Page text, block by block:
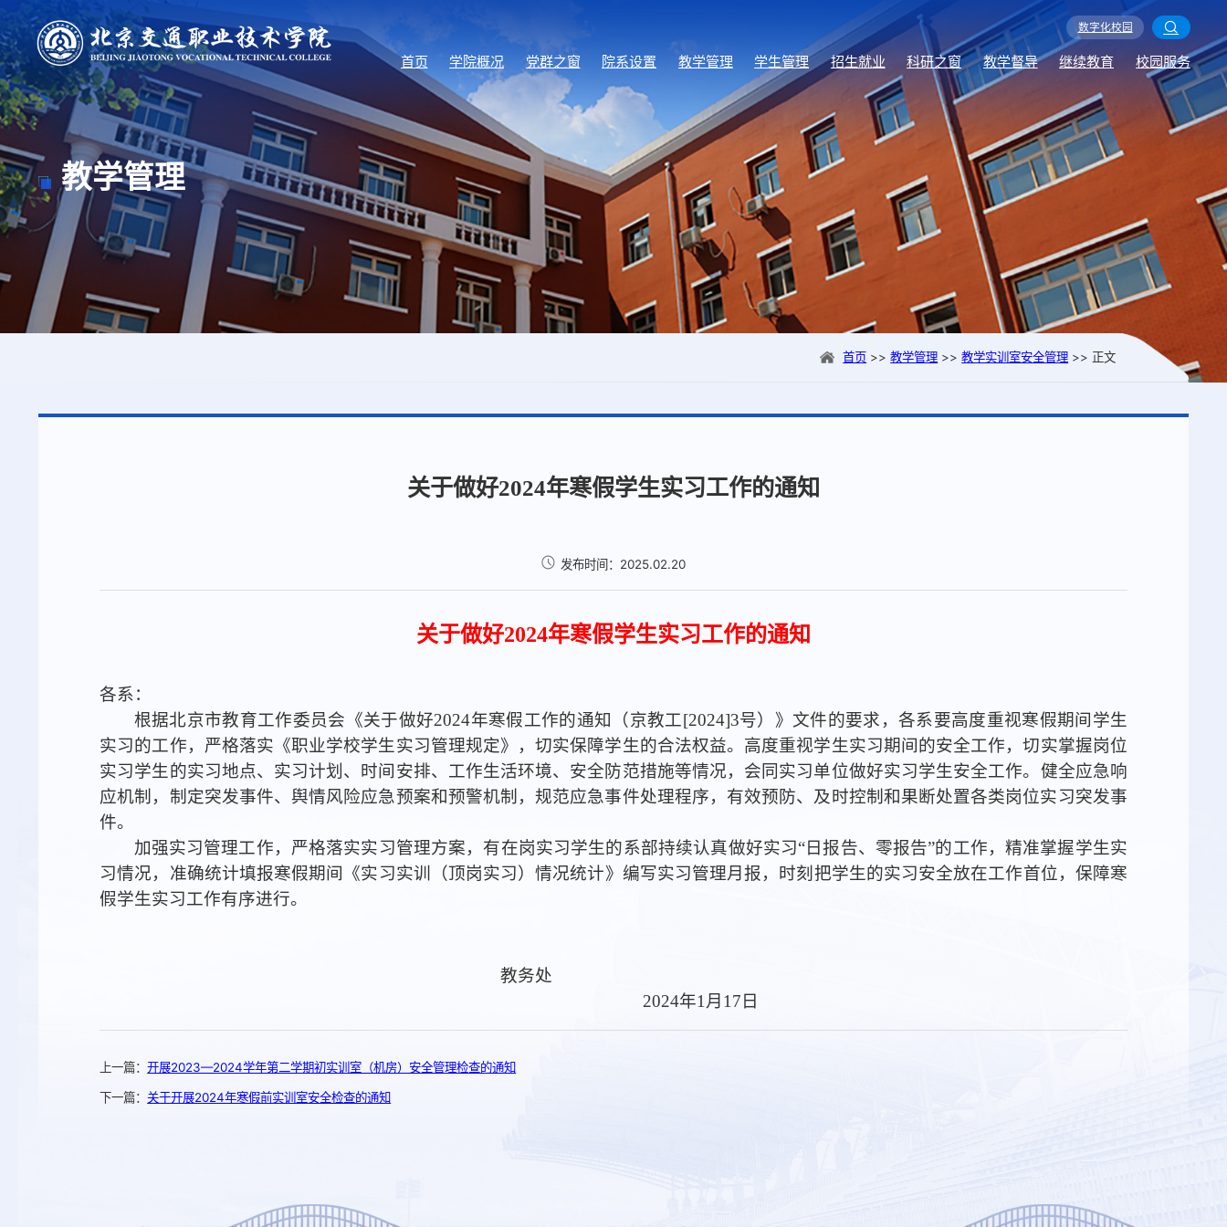
数字化校园
数字化校园
数字化校园
数字化校园
数字化校园
数字化校园
数字化校园
数字化校园
数字化校园
数字化校园
数字化校园
数字化校园
数字化校园
数字化校园
数字化校园
数字化校园
数字化校园
数字化校园
数字化校园
数字化校园
数字化校园
数字化校园
数字化校园
数字化校园
数字化校园
数字化校园
数字化校园
数字化校园
数字化校园
数字化校园
数字化校园
数字化校园
数字化校园
数字化校园
数字化校园
数字化校园
数字化校园
数字化校园
数字化校园
数字化校园
数字化校园
数字化校园
数字化校园
数字化校园
数字化校园
数字化校园
数字化校园
数字化校园
数字化校园
数字化校园
数字化校园
数字化校园
数字化校园
数字化校园
数字化校园
数字化校园
数字化校园
数字化校园
数字化校园
数字化校园
数字化校园
数字化校园
数字化校园
数字化校园
数字化校园
数字化校园
数字化校园
数字化校园
数字化校园
数字化校园
数字化校园
数字化校园
数字化校园
数字化校园
数字化校园
数字化校园
数字化校园
数字化校园
数字化校园
数字化校园
数字化校园
数字化校园
数字化校园
数字化校园
数字化校园
数字化校园
数字化校园
数字化校园
数字化校园
数字化校园
数字化校园
数字化校园
数字化校园
数字化校园
数字化校园
数字化校园
数字化校园
数字化校园